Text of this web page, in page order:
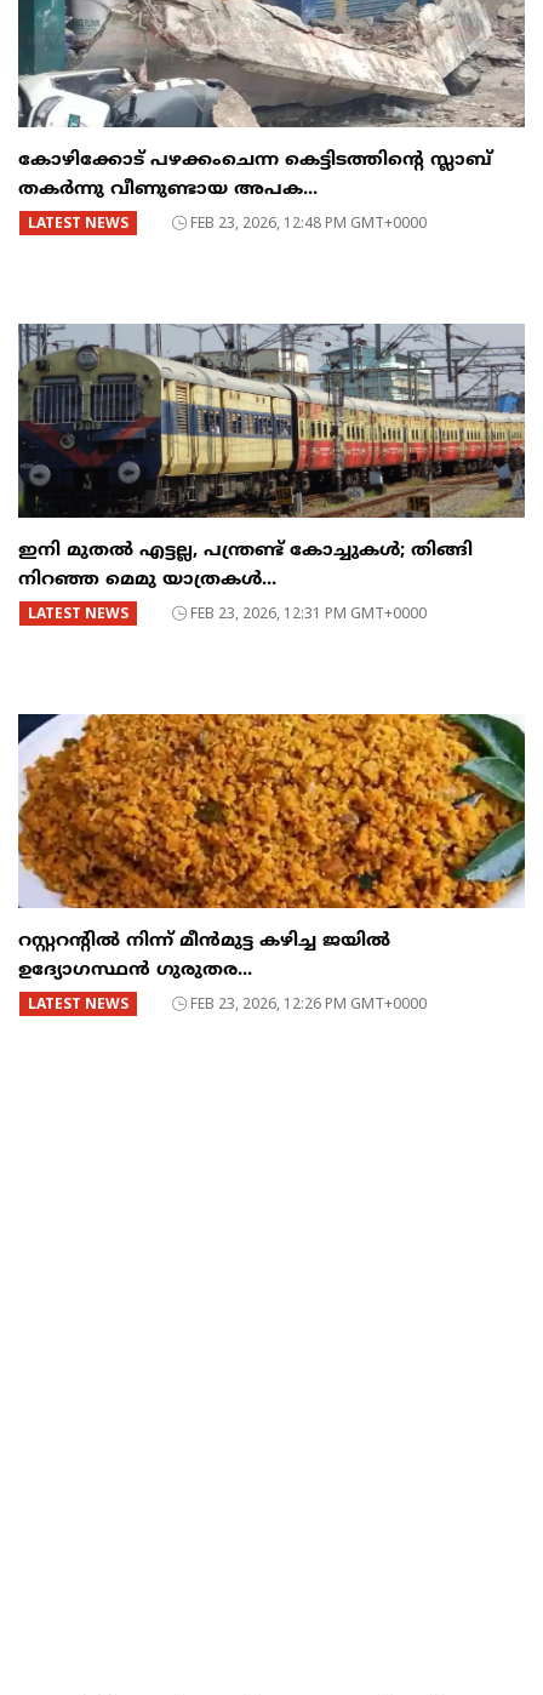
കോഴിക്കോട് പഴക്കംചെന്ന കെട്ടിടത്തിന്റെ സ്ലാബ്
തകർന്നു വീണുണ്ടായ അപക...
LATEST NEWS FEB 23, 2026, 12:48 PM GMT+0000
ഇനി മുതൽ എട്ടല്ല, പന്ത്രണ്ട് കോച്ചുകള്‍; തിങ്ങി
നിറഞ്ഞ മെമു യാത്രകൾ...
LATEST NEWS FEB 23, 2026, 12:31 PM GMT+0000
റസ്റ്ററന്റില്‍ നിന്ന് മീന്‍മുട്ട കഴിച്ച ജയില്‍
ഉദ്യോഗസ്ഥന്‍ ഗുരുതര...
LATEST NEWS FEB 23, 2026, 12:26 PM GMT+0000